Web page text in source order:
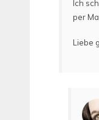
Ich
per
Liebe